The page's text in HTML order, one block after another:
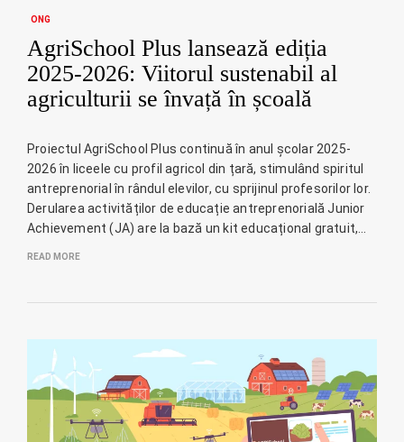
ONG
AgriSchool Plus lansează ediția
2025-2026: Viitorul sustenabil al
agriculturii se învață în școală
Proiectul AgriSchool Plus continuă în anul școlar 2025-
2026 în liceele cu profil agricol din țară, stimulând spiritul
antreprenorial în rândul elevilor, cu sprijinul profesorilor lor.
Derularea activităților de educație antreprenorială Junior
Achievement (JA) are la bază un kit educațional gratuit,…
READ MORE